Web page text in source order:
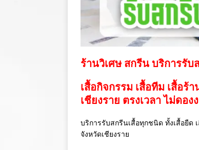
ร้านวิเศษ สกรีน บริการรับ
เสื้อกิจกรรม เสื้อทีม เสื้อร้
เชียงราย ตรงเวลา ไม่ดอง
บริการรับสกรีนเสื้อทุกชนิด ทั้งเสื้อยืด
จังหวัดเชียงราย